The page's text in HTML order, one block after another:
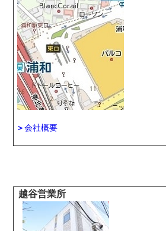
＞会社概要
越谷営業所